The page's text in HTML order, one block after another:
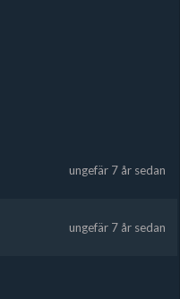
ungefär 7 år sedan
ungefär 7 år sedan